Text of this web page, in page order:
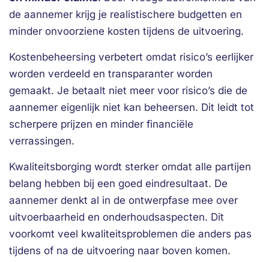
de aannemer krijg je realistischere budgetten en
minder onvoorziene kosten tijdens de uitvoering.
Kostenbeheersing verbetert omdat risico’s eerlijker
worden verdeeld en transparanter worden
gemaakt. Je betaalt niet meer voor risico’s die de
aannemer eigenlijk niet kan beheersen. Dit leidt tot
scherpere prijzen en minder financiële
verrassingen.
Kwaliteitsborging wordt sterker omdat alle partijen
belang hebben bij een goed eindresultaat. De
aannemer denkt al in de ontwerpfase mee over
uitvoerbaarheid en onderhoudsaspecten. Dit
voorkomt veel kwaliteitsproblemen die anders pas
tijdens of na de uitvoering naar boven komen.